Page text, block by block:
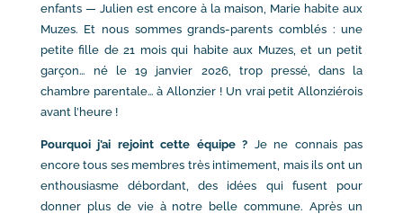
enfants — Julien est encore à la maison, Marie habite aux
Muzes. Et nous sommes grands-parents comblés : une
petite fille de 21 mois qui habite aux Muzes, et un petit
garçon… né le 19 janvier 2026, trop pressé, dans la
chambre parentale… à Allonzier ! Un vrai petit Allonziérois
avant l’heure !
Pourquoi j’ai rejoint cette équipe ? Je ne connais pas
encore tous ses membres très intimement, mais ils ont un
enthousiasme débordant, des idées qui fusent pour
donner plus de vie à notre belle commune. Après un